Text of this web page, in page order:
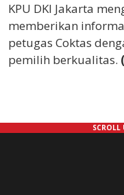
KPU DKI Jakarta
memberikan
petugas Coktas
pemilih berkualitas.